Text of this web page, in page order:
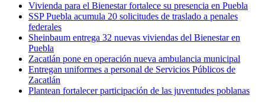
Vivienda para el Bienestar fortalece su presencia en Puebla
SSP Puebla acumula 20 solicitudes de traslado a penales
federales
Sheinbaum entrega 32 nuevas viviendas del Bienestar en
Puebla
Zacatlán pone en operación nueva ambulancia municipal
Entregan uniformes a personal de Servicios Públicos de
Zacatlán
Plantean fortalecer participación de las juventudes poblanas